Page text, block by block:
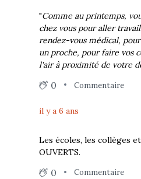
"Comme au printemps,
chez vous pour aller
rendez-vous médical,
un proche, pour faire vos
l'air à proximité de votre
0 Commentaire
il y a 6 ans
Les écoles, les collèges
OUVERTS.
0 Commentaire